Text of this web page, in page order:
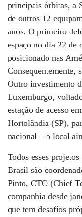
principais órbitas, a
de outros 12
anos. O primeiro
espaço no dia 22 de
posicionado nas
Consequentemente,
Outro investimento
Luxemburgo,
estação de acesso
Hortolândia (SP),
nacional – o local
Todos esses
Brasil são
Pinto, CTO (Chief
companhia desde
que tem desafios